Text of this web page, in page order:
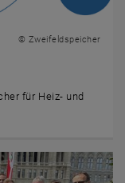
© Zweifeldspeicher
für Heiz- und